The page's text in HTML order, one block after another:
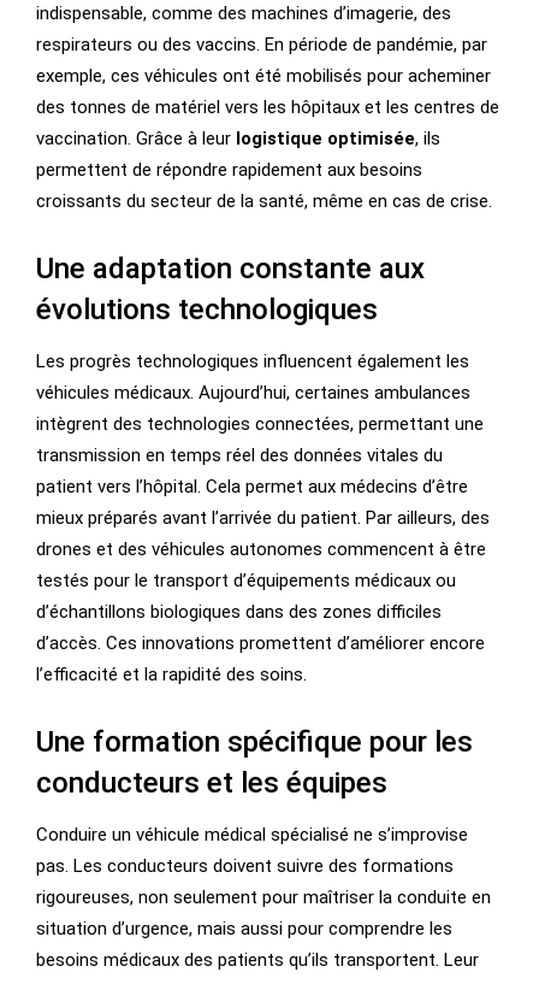
indispensable, comme des machines d’imagerie, des
respirateurs ou des vaccins. En période de pandémie, par
exemple, ces véhicules ont été mobilisés pour acheminer
des tonnes de matériel vers les hôpitaux et les centres de
vaccination. Grâce à leur logistique optimisée, ils
permettent de répondre rapidement aux besoins
croissants du secteur de la santé, même en cas de crise.
Une adaptation constante aux
évolutions technologiques
Les progrès technologiques influencent également les
véhicules médicaux. Aujourd’hui, certaines ambulances
intègrent des technologies connectées, permettant une
transmission en temps réel des données vitales du
patient vers l’hôpital. Cela permet aux médecins d’être
mieux préparés avant l’arrivée du patient. Par ailleurs, des
drones et des véhicules autonomes commencent à être
testés pour le transport d’équipements médicaux ou
d’échantillons biologiques dans des zones difficiles
d’accès. Ces innovations promettent d’améliorer encore
l’efficacité et la rapidité des soins.
Une formation spécifique pour les
conducteurs et les équipes
Conduire un véhicule médical spécialisé ne s’improvise
pas. Les conducteurs doivent suivre des formations
rigoureuses, non seulement pour maîtriser la conduite en
situation d’urgence, mais aussi pour comprendre les
besoins médicaux des patients qu’ils transportent. Leur